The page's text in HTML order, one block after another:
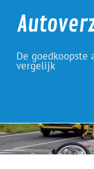
content
De goedkoopste
vergelijk